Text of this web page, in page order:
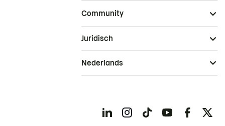
Community
Juridisch
Nederlands